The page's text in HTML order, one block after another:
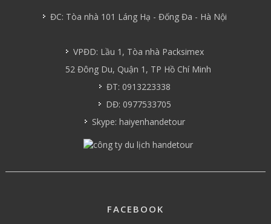
ĐC: Tòa nhà 101 Láng Hạ - Đống Đa - Hà Nội
VPĐD: Lầu 1, Tòa nhà Packsimex
52 Đông Du, Quận 1, TP Hồ Chí Minh
ĐT: 0913223338
DĐ: 0977533705
Skype: haiyenhandetour
FACEBOOK